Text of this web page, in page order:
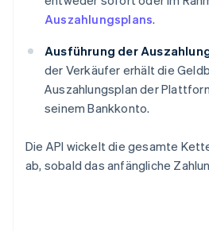
Auszahlungsplans.
Ausführung der
der Verkäufer erhält die
Auszahlungsplan der
seinem Bankkonto.
Die API wickelt die gesamte
ab, sobald das anfängliche